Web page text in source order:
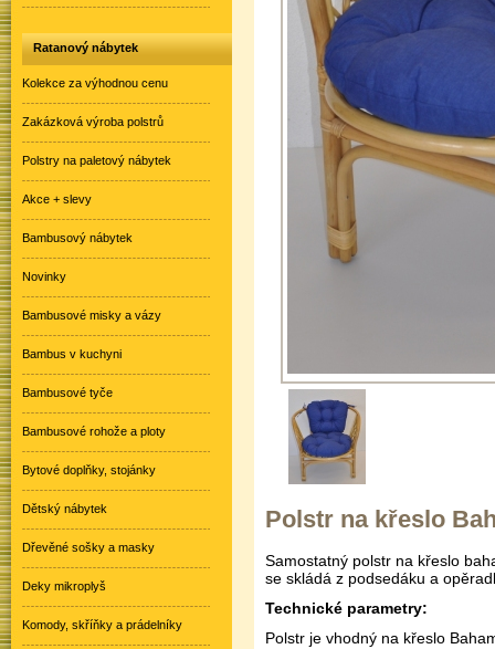
Polstr na křeslo
Samostatný polstr na křeslo
se skládá z podsedáku a
Technické parametry:
Polstr je vhodný na křeslo
Ratanový nábytek
Kolekce za výhodnou cenu
Zakázková výroba polstrů
Polstry na paletový nábytek
Akce + slevy
Bambusový nábytek
Novinky
Bambusové misky a vázy
Bambus v kuchyni
Bambusové tyče
Bambusové rohože a ploty
Bytové doplňky, stojánky
Dětský nábytek
Dřevěné sošky a masky
Deky mikroplyš
Komody, skříňky a prádelníky